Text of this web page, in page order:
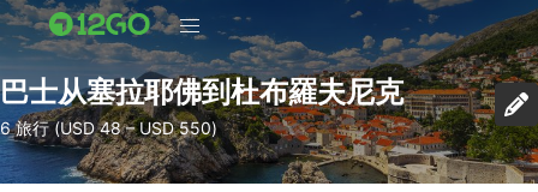
巴士从塞拉耶佛到杜布羅夫尼克
6 旅行 (USD 48 – USD 550)